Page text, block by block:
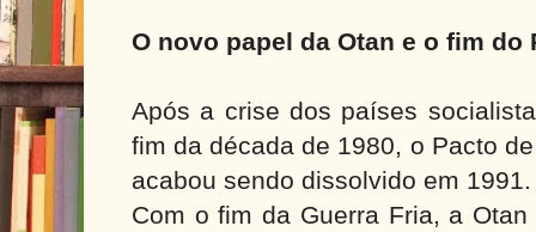
O novo papel da Otan e o fim
Após a crise dos países
fim da década de 1980, o Pacto
acabou sendo dissolvido em
Com o fim da Guerra Fria, a